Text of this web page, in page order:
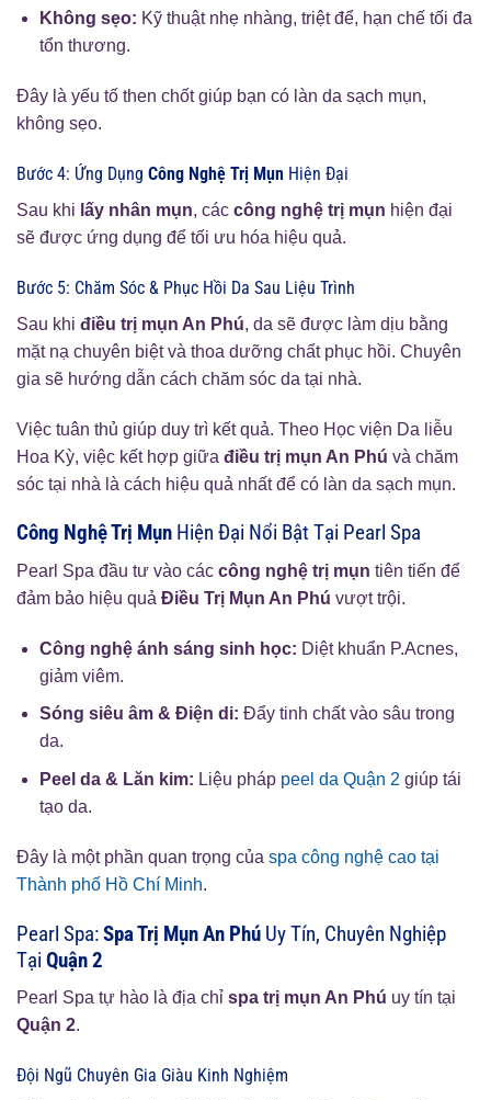
Không sẹo: Kỹ thuật nhẹ nhàng, triệt để, hạn chế tối đa
tổn thương.
Đây là yếu tố then chốt giúp bạn có làn da sạch mụn,
không sẹo.
Bước 4: Ứng Dụng Công Nghệ Trị Mụn Hiện Đại
Sau khi lấy nhân mụn, các công nghệ trị mụn hiện đại
sẽ được ứng dụng để tối ưu hóa hiệu quả.
Bước 5: Chăm Sóc & Phục Hồi Da Sau Liệu Trình
Sau khi điều trị mụn An Phú, da sẽ được làm dịu bằng
mặt nạ chuyên biệt và thoa dưỡng chất phục hồi. Chuyên
gia sẽ hướng dẫn cách chăm sóc da tại nhà.
Việc tuân thủ giúp duy trì kết quả. Theo Học viện Da liễu
Hoa Kỳ, việc kết hợp giữa điều trị mụn An Phú và chăm
sóc tại nhà là cách hiệu quả nhất để có làn da sạch mụn.
Công Nghệ Trị Mụn Hiện Đại Nổi Bật Tại Pearl Spa
Pearl Spa đầu tư vào các công nghệ trị mụn tiên tiến để
đảm bảo hiệu quả Điều Trị Mụn An Phú vượt trội.
Công nghệ ánh sáng sinh học: Diệt khuẩn P.Acnes,
giảm viêm.
Sóng siêu âm & Điện di: Đẩy tinh chất vào sâu trong
da.
Peel da & Lăn kim: Liệu pháp peel da Quận 2 giúp tái
tạo da.
Đây là một phần quan trọng của spa công nghệ cao tại
Thành phố Hồ Chí Minh.
Pearl Spa:Spa Trị Mụn An Phú Uy Tín, Chuyên Nghiệp
Tại Quận 2
Pearl Spa tự hào là địa chỉ spa trị mụn An Phú uy tín tại
Quận 2.
Đội Ngũ Chuyên Gia Giàu Kinh Nghiệm